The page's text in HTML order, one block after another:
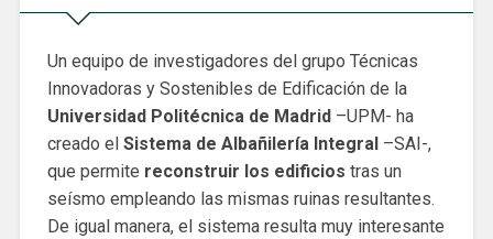
Un equipo de investigadores del grupo Técnicas
Innovadoras y Sostenibles de Edificación de la
Universidad Politécnica de Madrid–UPM- ha
creado el Sistema de Albañilería Integral–SAI-,
que permite reconstruir los edificios tras un
seísmo empleando las mismas ruinas resultantes.
De igual manera, el sistema resulta muy interesante